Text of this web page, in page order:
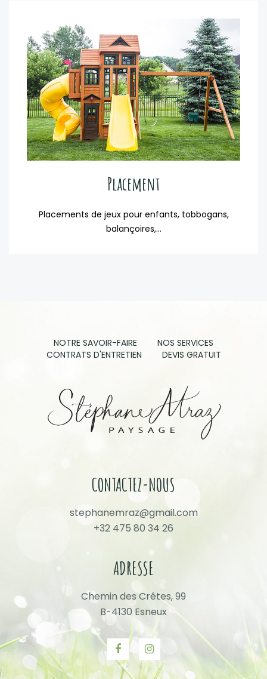
Placement
Placements de jeux pour enfants, tobbogans,
balançoires,...
NOTRE SAVOIR-FAIRE
NOS SERVICES
CONTRATS D'ENTRETIEN
DEVIS GRATUIT
CONTACTEZ-NOUS
stephanemraz@gmail.com
+32 475 80 34 26
ADRESSE
Chemin des Crêtes, 99
B-4130 Esneux